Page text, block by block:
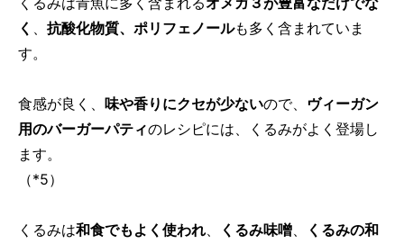
く 、 抗酸化物質、ポリフェノールも多く含まれていま
す。
食感が良く、 味や香りにクセが少ないので、 ヴィーガン
用のバーガーパティのレシピには、くるみがよく登場し
ます。
（*5）
くるみは和食でもよく使われ、 くるみ味噌、
くるみの和